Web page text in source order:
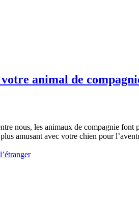
animal de
nous, les animaux de compagnie
amusant avec votre chien pour